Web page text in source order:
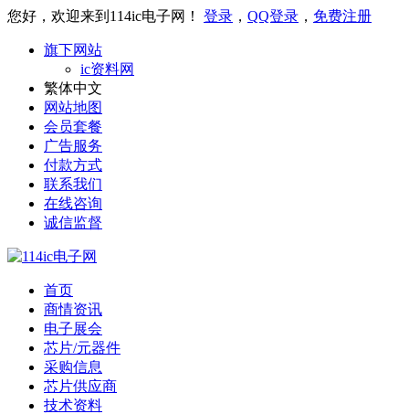
您好，欢迎来到114ic电子网！ 登录 ， QQ登录 ， 免费注册
旗下网站
ic资料网
繁体中文
网站地图
会员套餐
广告服务
付款方式
联系我们
在线咨询
诚信监督
首页
商情资讯
电子展会
芯片/元器件
采购信息
芯片供应商
技术资料